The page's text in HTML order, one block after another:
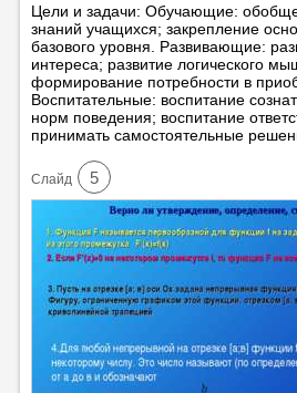
Цели и задачи: Обучающие:
знаний учащихся; закрепление
базового уровня. Развивающие:
интереса; развитие логического
формирование потребности в
Воспитательные: воспитание
норм поведения; воспитание
принимать самостоятельные
Cлайд 5